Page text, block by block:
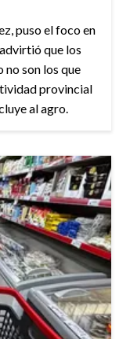
puso el foco en
que los
son los que
provincial
al agro.